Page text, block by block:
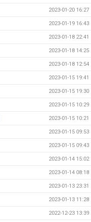
2023-01-20 16:27
2023-01-19 16:43
2023-01-18 22:41
2023-01-18 14:25
2023-01-18 12:54
2023-01-15 19:41
2023-01-15 19:30
2023-01-15 10:29
2023-01-15 10:21
2023-01-15 09:53
2023-01-15 09:43
2023-01-14 15:02
2023-01-14 08:18
2023-01-13 23:31
2023-01-13 11:28
2022-12-23 13:39